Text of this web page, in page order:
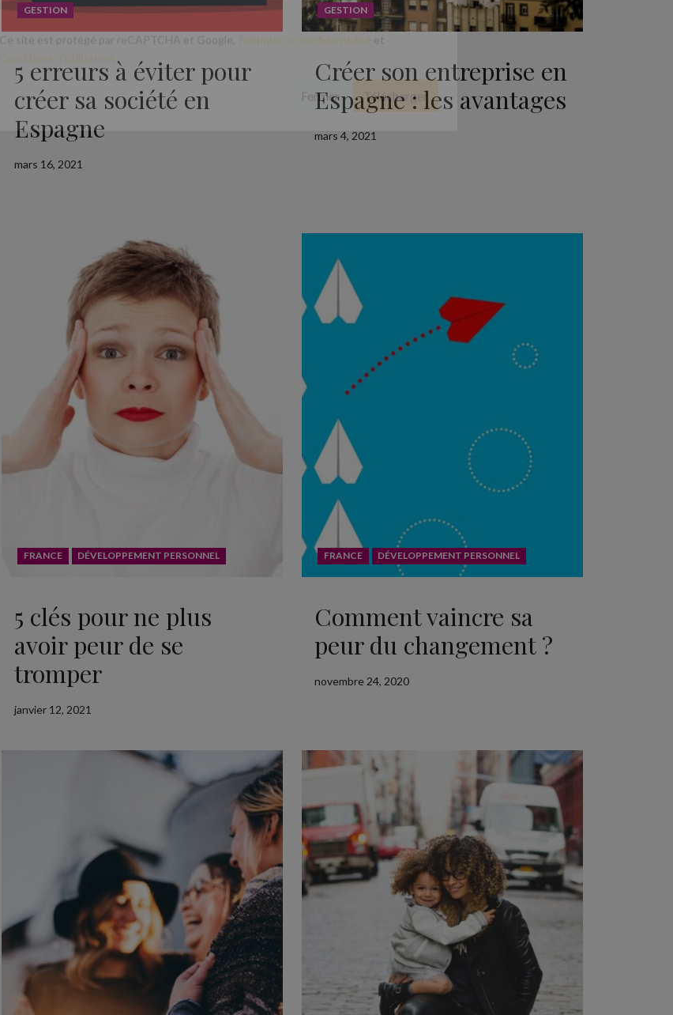
Email*
Ce site est protégé par reCAPTCHA et Google, Politique de confidentialitéet
Conditions d'utilisation.
Fermer Télécharger
GESTION
5 erreurs à éviter pour
créer sa société en
Espagne
mars 16, 2021
GESTION
Créer son entreprise en
Espagne : les avantages
mars 4, 2021
FRANCE DÉVELOPPEMENT PERSONNEL
5 clés pour ne plus
avoir peur de se
tromper
janvier 12, 2021
FRANCE DÉVELOPPEMENT PERSONNEL
Comment vaincre sa
peur du changement ?
novembre 24, 2020